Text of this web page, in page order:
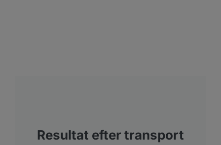
Resultat efter transport